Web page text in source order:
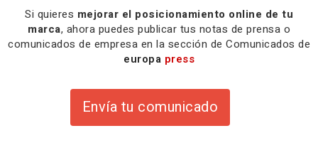
Si quieres mejorar el posicionamiento online de tu
marca, ahora puedes publicar tus notas de prensa o
comunicados de empresa en la sección de Comunicados de
europa press
Envía tu comunicado